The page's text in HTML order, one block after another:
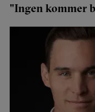
"Ingen kommer